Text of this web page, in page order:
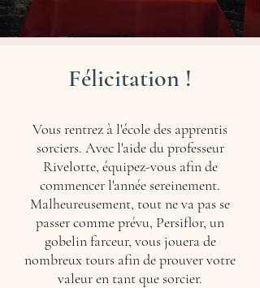
Félicitation !
Vous rentrez à l'école des apprentis
sorciers. Avec l'aide du professeur
Rivelotte, équipez-vous afin de
commencer l'année sereinement.
Malheureusement, tout ne va pas se
passer comme prévu, Persiflor, un
gobelin farceur, vous jouera de
nombreux tours afin de prouver votre
valeur en tant que sorcier.